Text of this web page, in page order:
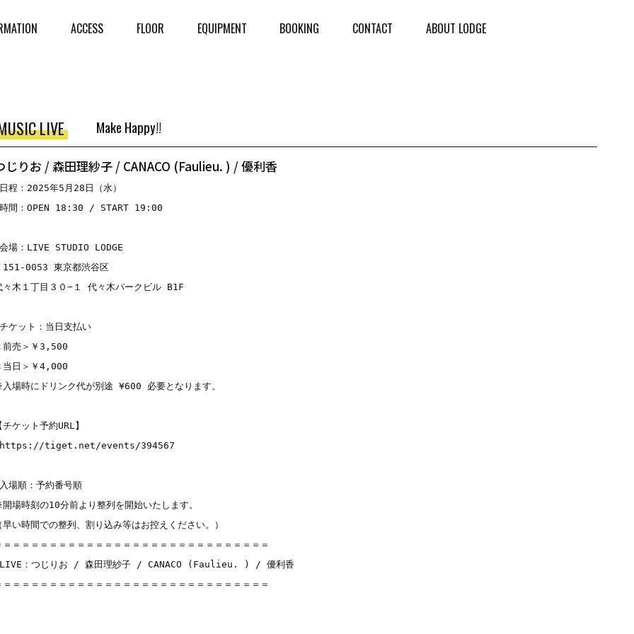
ACCESS FLOOR EQUIPMENT BOOKING CONTACT ABOUT LODGE
LIVE Make Happy!!
じりお / 森田理紗子 / CANACO (Faulieu. ) / 優利香
程：2025年5月28日（水）
間：OPEN 18:30 / START 19:00
場：LIVE STUDIO LODGE
151-0053 東京都渋谷区
々木１丁目３０−１ 代々木パークビル B1F
ケット：当日支払い
前売＞￥3,500
当日＞￥4,000
場時にドリンク代が別途 ¥600 必要となります。
チケット予約URL】
https://tiget.net/events/394567
場順：予約番号順
場時刻の10分前より整列を開始いたします。
早い時間での整列、割り込み等はお控えください。）
＝＝＝＝＝＝＝＝＝＝＝＝＝＝＝＝＝＝＝＝＝＝＝＝＝＝＝＝＝
：つじりお / 森田理紗子 / CANACO (Faulieu. ) / 優利香
＝＝＝＝＝＝＝＝＝＝＝＝＝＝＝＝＝＝＝＝＝＝＝＝＝＝＝＝＝